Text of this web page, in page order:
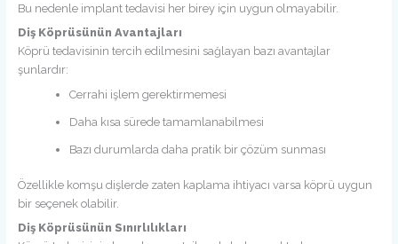
Bu nedenle implant tedavisi her birey için uygun olmayabilir.
Diş Köprüsünün Avantajları
Köprü tedavisinin tercih edilmesini sağlayan bazı avantajlar
şunlardır:
Cerrahi işlem gerektirmemesi
Daha kısa sürede tamamlanabilmesi
Bazı durumlarda daha pratik bir çözüm sunması
Özellikle komşu dişlerde zaten kaplama ihtiyacı varsa köprü uygun
bir seçenek olabilir.
Diş Köprüsünün Sınırlılıkları